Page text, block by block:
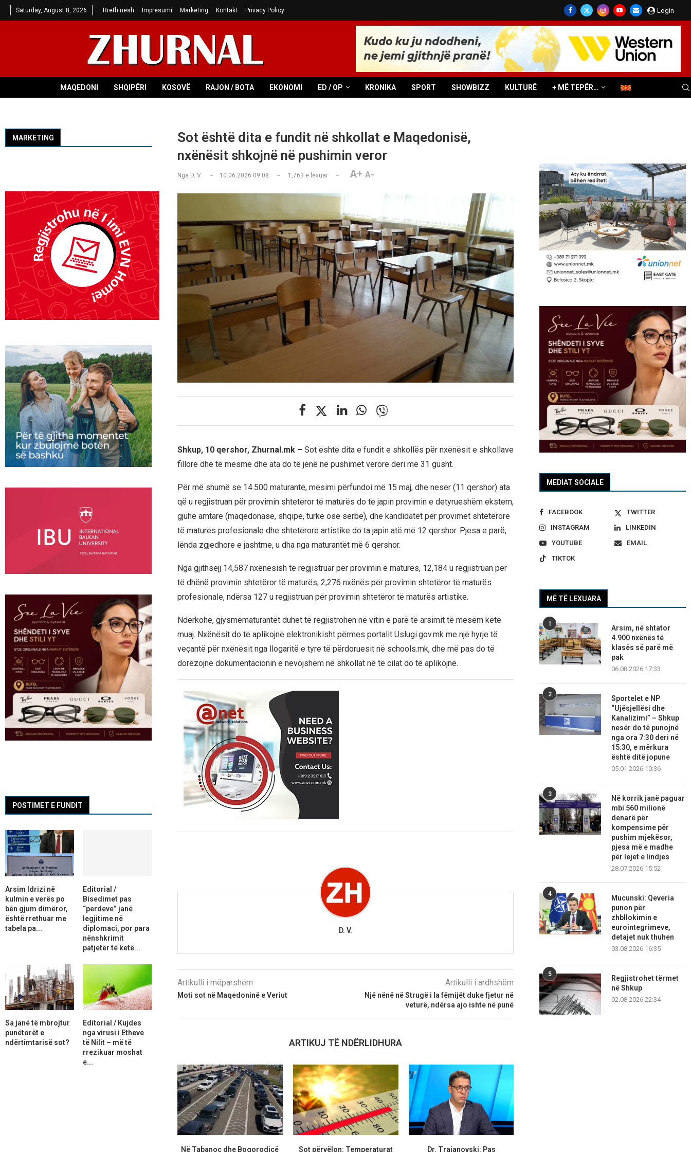
Saturday, August 8, 2026 Rreth nesh Impresumi Marketing Kontakt Privacy Policy Login
MAQEDONI SHQIPËRI KOSOVË RAJON / BOTA EKONOMI ED / OP KRONIKA SPORT SHOWBIZZ KULTURË + MË TEPËR…
Sot është dita e fundit në shkollat e Maqedonisë,
nxënësit shkojnë në pushimin veror
Nga D. V. 10.06.2026 09:08 1,763 e lexuar A+ A-
Shkup, 10 qershor, Zhurnal.mk – Sot është dita e fundit e shkollës për nxënësit e shkollave
fillore dhe të mesme dhe ata do të jenë në pushimet verore deri më 31 gusht.
Për më shumë se 14.500 maturantë, mësimi përfundoi më 15 maj, dhe nesër (11 qershor) ata
që u regjistruan për provimin shtetëror të maturës do të japin provimin e detyrueshëm ekstern,
gjuhë amtare (maqedonase, shqipe, turke ose serbe), dhe kandidatët për provimet shtetërore
të maturës profesionale dhe shtetërore artistike do ta japin atë më 12 qershor. Pjesa e parë,
lënda zgjedhore e jashtme, u dha nga maturantët më 6 qershor.
Nga gjithsejj 14,587 nxënësish të regjistruar për provimin e maturës, 12,184 u regjistruan për
të dhënë provimin shtetëror të maturës, 2,276 nxënës për provimin shtetëror të maturës
profesionale, ndërsa 127 u regjistruan për provimin shtetëror të maturës artistike.
Ndërkohë, gjysmëmaturantët duhet të regjistrohen në vitin e parë të arsimit të mesëm këtë
muaj. Nxënësit do të aplikojnë elektronikisht përmes portalit Uslugi.gov.mk me një hyrje të
veçantë për nxënësit nga llogaritë e tyre të përdoruesit në schools.mk, dhe më pas do të
dorëzojnë dokumentacionin e nevojshëm në shkollat në të cilat do të aplikojnë.
D. V.
Artikulli i mëparshëm
Moti sot në Maqedoninë e Veriut
Artikulli i ardhshëm
Një nënë në Strugë i la fëmijët duke fjetur në
veturë, ndërsa ajo ishte në punë
ARTIKUJ TË NDËRLIDHURA
Në Tabanoc dhe Bogorodicë
Sot përvëlon: Temperaturat
Dr. Trajanovski: Pas
MEDIAT SOCIALE
FACEBOOK
TWITTER
INSTAGRAM
LINKEDIN
YOUTUBE
EMAIL
TIKTOK
MË TË LEXUARA
1
Arsim, në shtator
4.900 nxënës të
klasës së parë më
pak
06.08.2026 17:33
2
Sportelet e NP
“Ujësjellësi dhe
Kanalizimi” – Shkup
nesër do të punojnë
nga ora 7:30 deri në
15:30, e mërkura
është ditë jopune
05.01.2026 10:36
3
Në korrik janë paguar
mbi 560 milionë
denarë për
kompensime për
pushim mjekësor,
pjesa më e madhe
për lejet e lindjes
28.07.2026 15:52
4
Mucunski: Qeveria
punon për
zhbllokimin e
eurointegrimeve,
detajet nuk thuhen
03.08.2026 16:35
5
Regjistrohet tërmet
në Shkup
02.08.2026 22:34
MARKETING
POSTIMET E FUNDIT
Arsim Idrizi në
kulmin e verës po
bën gjum dimëror,
është rrethuar me
tabela pa...
Editorial /
Bisedimet pas
“perdeve” janë
legjitime në
diplomaci, por para
nënshkrimit
patjetër të ketë...
Sa janë të mbrojtur
punëtorët e
ndërtimtarisë sot?
Editorial / Kujdes
nga virusi i Etheve
të Nilit – më të
rrezikuar moshat
e...